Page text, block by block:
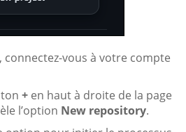
vous à votre compte
+ en haut à droite de la page
l’option New repository.